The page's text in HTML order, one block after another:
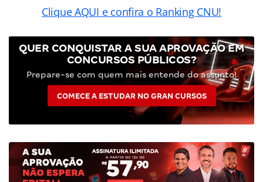
Clique AQUI e confira o Ranking CNU!
QUER CONQUISTAR A SUA APROVAÇÃO EM
CONCURSOS PÚBLICOS?
Prepare-se com quem mais entende do assunto!
COMECE A ESTUDAR NO GRAN CURSOS